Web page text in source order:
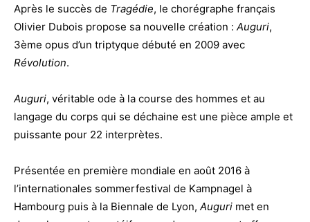
Après le succès de Tragédie, le chorégraphe français
Olivier Dubois propose sa nouvelle création : Auguri,
3ème opus d’un triptyque débuté en 2009 avec
Révolution.
Auguri, véritable ode à la course des hommes et au
langage du corps qui se déchaine est une pièce ample et
puissante pour 22 interprètes.
Présentée en première mondiale en août 2016 à
l’internationales sommerfestival de Kampnagel à
Hambourg puis à la Biennale de Lyon, Auguri met en